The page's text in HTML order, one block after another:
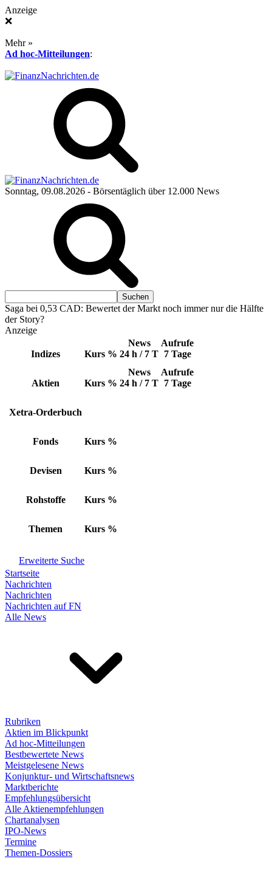
Anzeige
❌
Mehr »
Ad hoc-Mitteilungen:
Sonntag, 09.08.2026 - Börsentäglich über 12.000 News
Saga bei 0,53 CAD: Bewertet der Markt noch immer nur die Hälfte
der Story?
Anzeige
Indizes Kurs %
News
24 h / 7 T
Aufrufe
7 Tage
Aktien Kurs %
News
24 h / 7 T
Aufrufe
7 Tage
Xetra-Orderbuch
Fonds Kurs %
Devisen Kurs %
Rohstoffe Kurs %
Themen Kurs %
Erweiterte Suche
Startseite
Nachrichten
Nachrichten
Nachrichten auf FN
Alle News
Rubriken
Aktien im Blickpunkt
Ad hoc-Mitteilungen
Bestbewertete News
Meistgelesene News
Konjunktur- und Wirtschaftsnews
Marktberichte
Empfehlungsübersicht
Alle Aktienempfehlungen
Chartanalysen
IPO-News
Termine
Themen-Dossiers